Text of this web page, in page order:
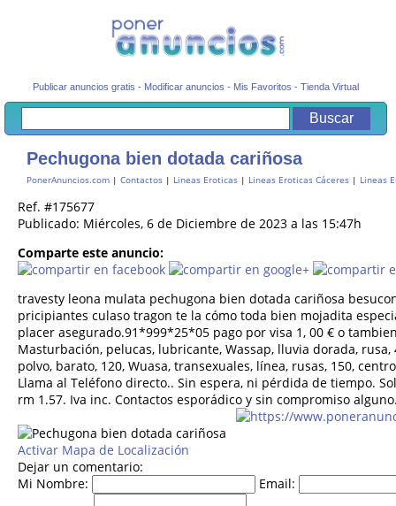
Publicar anuncios gratis - Modificar anuncios - Mis Favoritos -Tienda Virtual
Pechugona bien dotada cariñosa
PonerAnuncios.com | Contactos | Lineas Eroticas | Lineas Eroticas Cáceres | Lineas
Ref. #175677
Publicado: Miércoles, 6 de Diciembre de 2023 a las 15:47h
Comparte este anuncio:
travesty leona mulata pechugona bien dotada cariñosa
pricipiantes culaso tragon te la cómo toda bien mojadita
placer asegurado.91*999*25*05 pago por visa 1, 00 € o
Masturbación, pelucas, lubricante, Wassap, lluvia dorada,
polvo, barato, 120, Wuasa, transexuales, línea, rusas, 150,
Llama al Teléfono directo.. Sin espera, ni pérdida de tiempo.
rm 1.57. Iva inc. Contactos esporádico y sin compromiso
Activar Mapa de Localización
Dejar un comentario:
Mi Nombre:
Email: